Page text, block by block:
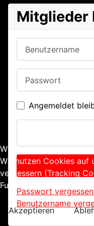
Mitglieder
Angemeldet
Passwort
Benutzername
Wir benutzen Cookies
Wir nutzen Cookies auf
verbessern (Tracking
Funktionalitäten der
Akzeptieren